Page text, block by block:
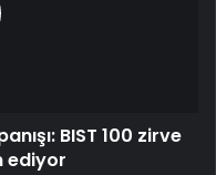
BIST 100 zirve
ediyor